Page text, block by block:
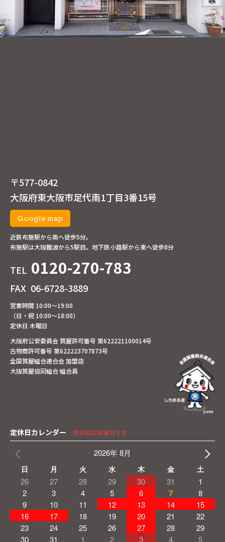
〒577-0842
大阪府東大阪市足代南1丁目3番15号
Google map
近鉄布施駅から南へ徒歩5分。
布施駅は大阪難波から5駅目。地下鉄小路駅から東へ徒歩8分
TEL 0120-270-783
FAX 06-6728-3889
営業時間 10:00～19:00
（日・祝 10:00～18:00）
定休日 木曜日
大阪府公安委員会 質屋許可番号 第622221100014号
古物商許可番号 第622223707873号
全国質屋組合連合会 加盟店
大阪質屋協同組合 組合員
定休日カレンダー 定休日は木曜日です
2026年 8月
日 月 火 水 木 金 土
26 27 28 29 30 31
1
2
3 4 5 6 7
8
9
10 11 12 13 14
15
16
17 18 19 20 21
22
23
24 25 26 27 28
29
30
31 1 2 3 4 5